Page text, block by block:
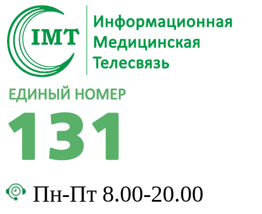
Пн-Пт 8.00-20.00